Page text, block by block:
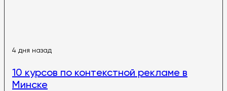
4 дня назад
10 курсов по контекстной рекламе в
Минске